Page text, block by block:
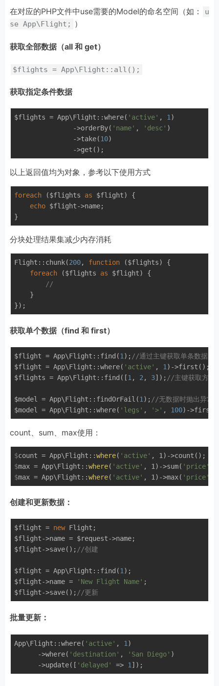
在对应的PHP文件中use需要的Model的命名空间（如：
u
se App\Flight;
）
获取全部数据（all 和 get）
$flights = App\Flight::all();
获取指定条件数据
$flights = App\Flight::where( 'active' , 1)
               ->orderBy(
'name' , 'desc' )
               ->take(
10)
以上返回值均为对象，参考以下使用方式
foreach ($flights as $flight) {
echo $flight->name;
分块处理结果集减少内存消耗
Flight::chunk(200, function ($flights)
{
foreach ($flights as $flight) {
//
    }
获取单个数据（find 和 first）
$flight = App\Flight::find(1); //通过主键获取单条数据
$flight = App\Flight::where( 'active' , 1)->first();
$flights = App\Flight::find([1, 2, 3]); //主键获取方式
$model = App\Flight::findOrFail(1); //无数据时抛出异常
$model = App\Flight::where( 'legs' , '>' , 100)-
count、sum、max使用：
$count = App\Flight::where( 'active' , 1)->count();
$max = App\Flight::where( 'active' , 1)->sum( 'price'
$max = App\Flight::where( 'active' , 1)->max( 'price'
创建和更新数据：
$flight = new Flight;
$flight->name = $request->name;
$flight->save(); //创建
$flight = App\Flight::find(1);
$flight->name =
'New Flight Name' ;
$flight->save(); //更新
批量更新：
App\Flight::where( 'active' , 1 )
      ->where(
'destination' , 'San Diego' )
      ->update([
'delayed' => 1